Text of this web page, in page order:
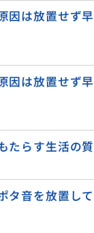
因は放置せず
因は放置せず
たらす生活の
タ音を放置し